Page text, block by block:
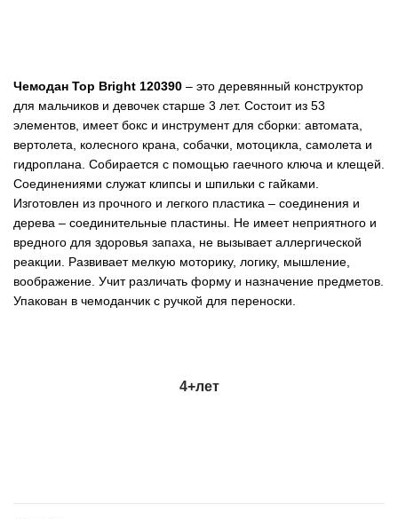
Чемодан Top Bright 120390 – это деревянный конструктор
для мальчиков и девочек старше 3 лет. Состоит из 53
элементов, имеет бокс и инструмент для сборки: автомата,
вертолета, колесного крана, собачки, мотоцикла, самолета и
гидроплана. Собирается с помощью гаечного ключа и клещей.
Соединениями служат клипсы и шпильки с гайками.
Изготовлен из прочного и легкого пластика – соединения и
дерева – соединительные пластины. Не имеет неприятного и
вредного для здоровья запаха, не вызывает аллергической
реакции. Развивает мелкую моторику, логику, мышление,
воображение. Учит различать форму и назначение предметов.
Упакован в чемоданчик с ручкой для переноски.
4+лет